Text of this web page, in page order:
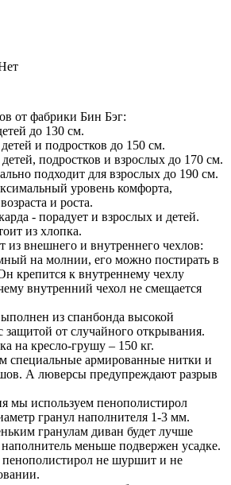
от фабрики Бин Бэг:
до 130 см.
и подростков до 150 см.
подростков и взрослых до 170 см.
подходит для взрослых до 190 см.
уровень комфорта,
и роста.
- порадует и взрослых и детей.
из хлопка.
из внешнего и внутреннего чехлов:
на молнии, его можно постирать в
крепится к внутреннему чехлу
внутренний чехол не смещается
из спанбонда высокой
защитой от случайного открывания.
на кресло-грушу – 150 кг.
специальные армированные нитки и
А люверсы предупреждают разрыв
мы используем пенополистирол
гранул наполнителя 1-3 мм.
гранулам диван будет лучше
меньше подвержен усадке.
не шуршит и не